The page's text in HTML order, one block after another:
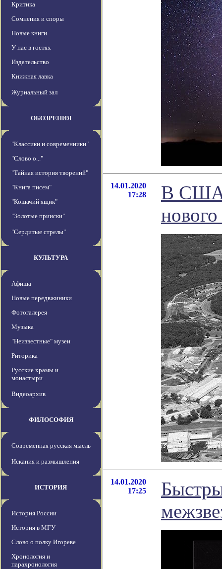
Критика
Сомнения и споры
Новые книги
У нас в гостях
Издательство
Книжная лавка
Журнальный зал
ОБОЗРЕНИЯ
"Классики и современники"
"Слово о..."
"Тайная история творений"
"Книга писем"
"Кошачий ящик"
"Золотые прииски"
"Сердитые стрелы"
КУЛЬТУРА
Афиша
Новые передвжиники
Фотогалерея
Музыка
"Неизвестные" музеи
Риторика
Русские храмы и
монастыри
Видеоархив
ФИЛОСОФИЯ
Современная русская мысль
Искания и размышления
ИСТОРИЯ
История России
История в МГУ
Слово о полку Игореве
Хронология и
парахронология
14.01.2020
17:28
В США
14.01.2020
17:25